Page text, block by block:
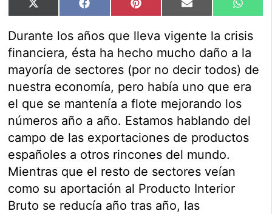
Compartir
en
X
(Twitter)
Compartir
en
Facebook Compartir
en
Pinterest Compartir
en
Email
en
Durante los años que lleva vigente la crisis
financiera, ésta ha hecho mucho daño a la
mayoría de sectores (por no decir todos) de
nuestra economía, pero había uno que era
el que se mantenía a flote mejorando los
números año a año. Estamos hablando del
campo de las exportaciones de productos
españoles a otros rincones del mundo.
Mientras que el resto de sectores veían
como su aportación al Producto Interior
Bruto se reducía año tras año, las